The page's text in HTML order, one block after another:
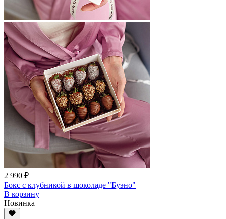
2 990 ₽
Бокс с клубникой в шоколаде "Буэно"
В корзину
Новинка